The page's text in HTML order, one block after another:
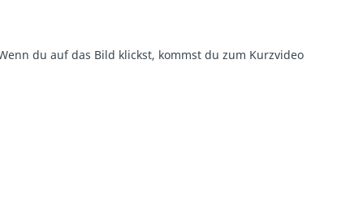
du auf das Bild klickst, kommst du zum Kurzvideo